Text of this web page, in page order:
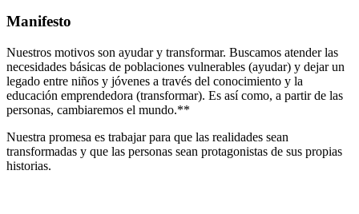
Manifesto
Nuestros motivos son ayudar y transformar. Buscamos atender las
necesidades básicas de poblaciones vulnerables (ayudar) y dejar un
legado entre niños y jóvenes a través del conocimiento y la
educación emprendedora (transformar). Es así como, a partir de las
personas, cambiaremos el mundo.**
Nuestra promesa es trabajar para que las realidades sean
transformadas y que las personas sean protagonistas de sus propias
historias.